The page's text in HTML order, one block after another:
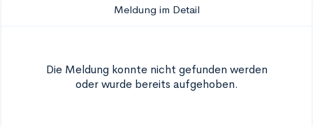
Meldung im Detail
Die Meldung konnte nicht gefunden werden
oder wurde bereits aufgehoben.